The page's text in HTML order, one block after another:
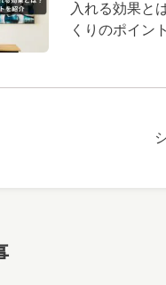
入れる効果と
くりのポイン